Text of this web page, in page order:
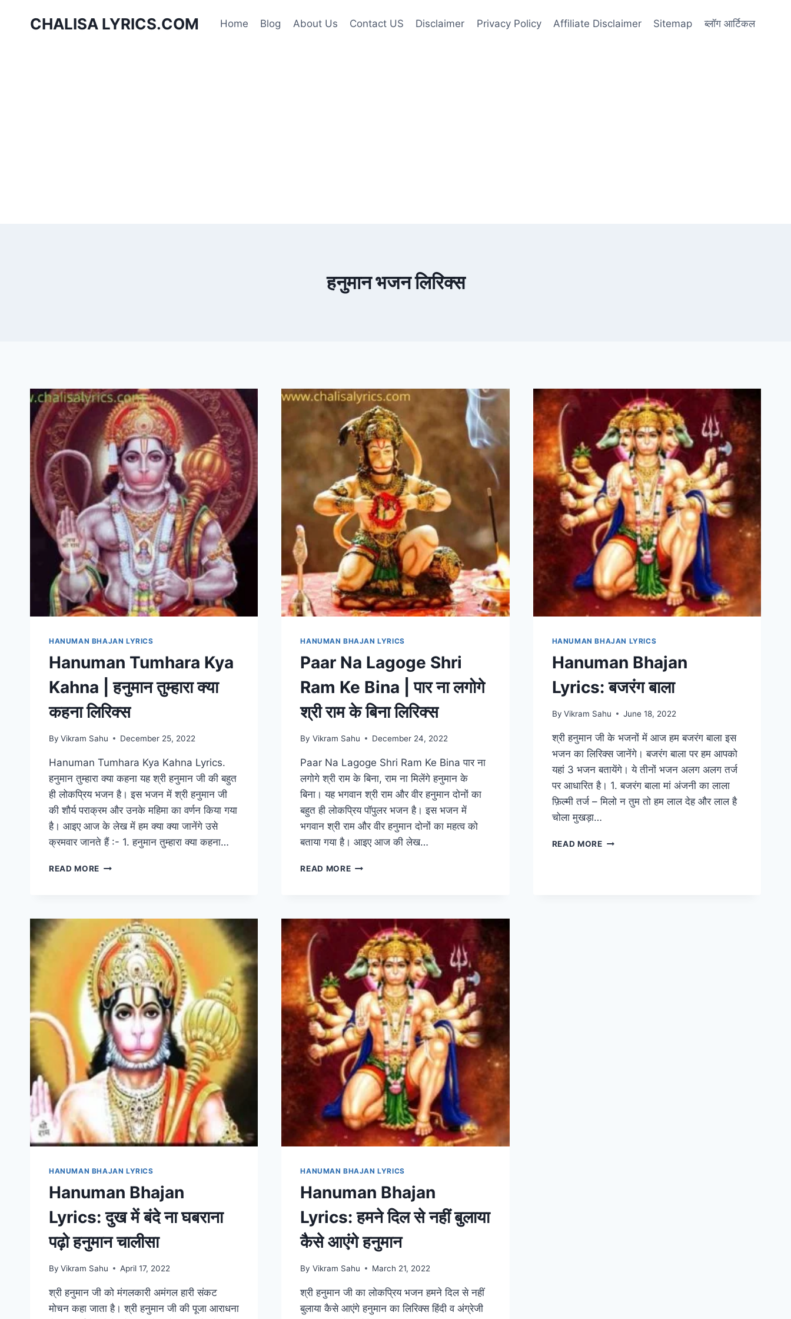
CHALISA LYRICS.COM Home Blog About Us Contact US Disclaimer Privacy Policy Affiliate Disclaimer Sitemap ब्लॉग आर्टिकल
हनुमान भजन लिरिक्स
HANUMAN BHAJAN LYRICS
Hanuman Tumhara Kya
Kahna | हनुमान तुम्हारा क्या
कहना लिरिक्स
By Vikram Sahu December 25, 2022
Hanuman Tumhara Kya Kahna Lyrics.
हनुमान तुम्हारा क्या कहना यह श्री हनुमान जी की बहुत
ही लोकप्रिय भजन है। इस भजन में श्री हनुमान जी
की शौर्य पराक्रम और उनके महिमा का वर्णन किया गया
है। आइए आज के लेख में हम क्या क्या जानेंगे उसे
क्रमवार जानते हैं :- 1. हनुमान तुम्हारा क्या कहना…
READ MORE HANUMAN
हनुमान
तुम्हारा
क्या
कहना
लिरिक्स
HANUMAN BHAJAN LYRICS
Paar Na Lagoge Shri
Ram Ke Bina | पार ना लगोगे
श्री राम के बिना लिरिक्स
By Vikram Sahu December 24, 2022
Paar Na Lagoge Shri Ram Ke Bina पार ना
लगोगे श्री राम के बिना, राम ना मिलेंगे हनुमान के
बिना। यह भगवान श्री राम और वीर हनुमान दोनों का
बहुत ही लोकप्रिय पॉपुलर भजन है। इस भजन में
भगवान श्री राम और वीर हनुमान दोनों का महत्व को
बताया गया है। आइए आज की लेख…
READ MOREPAAR
BINA
पार
ना
लगोगे
श्री
राम
के
बिना
लिरिक्स
HANUMAN BHAJAN LYRICS
Hanuman Bhajan
Lyrics: बजरंग बाला
By Vikram Sahu June 18, 2022
श्री हनुमान जी के भजनों में आज हम बजरंग बाला इस
भजन का लिरिक्स जानेंगे। बजरंग बाला पर हम आपको
यहां 3 भजन बतायेंगे। ये तीनों भजन अलग अलग तर्ज
पर आधारित है। 1. बजरंग बाला मां अंजनी का लाला
फ़िल्मी तर्ज – मिलो न तुम तो हम लाल देह और लाल है
चोला मुखड़ा…
READ MOREHANUMAN
HANUMAN BHAJAN LYRICS
Hanuman Bhajan
Lyrics: दुख में बंदे ना घबराना
पढ़ो हनुमान चालीसा
By Vikram Sahu April 17, 2022
श्री हनुमान जी को मंगलकारी अमंगल हारी संकट
मोचन कहा जाता है। श्री हनुमान जी की पूजा आराधना
HANUMAN BHAJAN LYRICS
Hanuman Bhajan
Lyrics: हमने दिल से नहीं बुलाया
कैसे आएंगे हनुमान
By Vikram Sahu March 21, 2022
श्री हनुमान जी का लोकप्रिय भजन हमने दिल से नहीं
बुलाया कैसे आएंगे हनुमान का लिरिक्स हिंदी व अंग्रेजी